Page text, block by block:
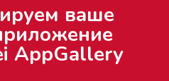
ваше
AppGallery